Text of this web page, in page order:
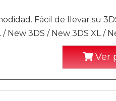
Fácil de llevar su
New 3DS / New 3DS XL /
Ver